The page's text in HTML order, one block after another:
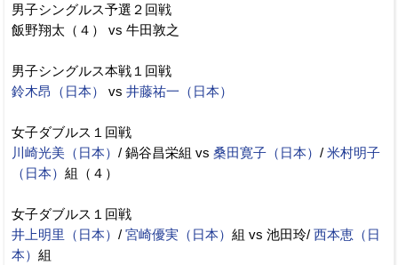
男子シングルス予選２回戦
飯野翔太（４） vs 牛田敦之
男子シングルス本戦１回戦
鈴木昂（日本）
vs 井藤祐一（日本）
女子ダブルス１回戦
川崎光美（日本） / 鍋谷昌栄組 vs 桑田寛子（日本） / 米村明子
（日本） 組（４）
女子ダブルス１回戦
井上明里（日本） / 宮崎優実（日本） 組 vs 池田玲/ 西本恵（日
本） 組